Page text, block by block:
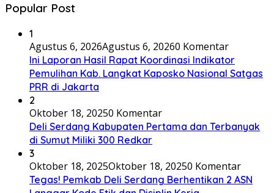
Popular Post
1
Agustus 6, 2026Agustus 6, 20260 Komentar
Ini Laporan Hasil Rapat Koordinasi Indikator
Pemulihan Kab. Langkat Kaposko Nasional Satgas
PRR di Jakarta
2
Oktober 18, 20250 Komentar
Deli Serdang Kabupaten Pertama dan Terbanyak
di Sumut Miliki 300 Redkar
3
Oktober 18, 2025Oktober 18, 20250 Komentar
Tegas! Pemkab Deli Serdang Berhentikan 2 ASN